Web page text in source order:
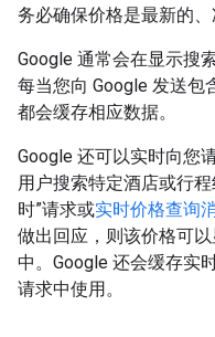
务必确保价格是最新的、
Google 通常会在显示搜
每当您向 Google 发送包
都会缓存相应数据。
Google 还可以实时向您
用户搜索特定酒店或行
时”请求或实时价格查询
做出回应，则该价格可
中。Google 还会缓存实
请求中使用。